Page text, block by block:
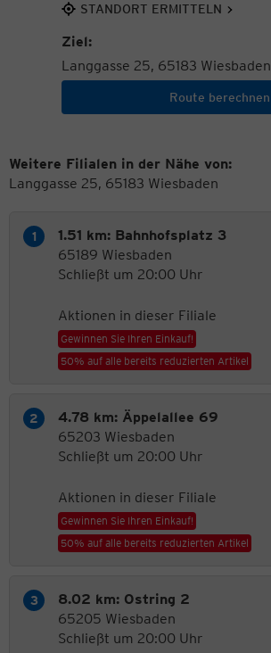
STANDORT ERMITTELN
Ziel:
Langgasse 25, 65183 Wiesbaden
Route berechnen
Weitere Filialen in der Nähe von:
Langgasse 25, 65183 Wiesbaden
1.51 km: Bahnhofsplatz 3
65189 Wiesbaden
Schließt um 20:00 Uhr
Aktionen in dieser Filiale
Gewinnen Sie Ihren Einkauf!
50% auf alle bereits reduzierten Artikel
4.78 km: Äppelallee 69
65203 Wiesbaden
Schließt um 20:00 Uhr
Aktionen in dieser Filiale
Gewinnen Sie Ihren Einkauf!
50% auf alle bereits reduzierten Artikel
8.02 km: Ostring 2
65205 Wiesbaden
Schließt um 20:00 Uhr